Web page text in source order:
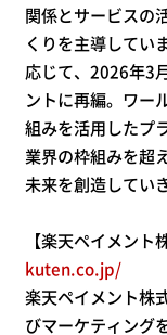
関係とサービスの
くりを主導してい
応じて、2026年3
ントに再編。ワー
組みを活用したプ
業界の枠組みを超
未来を創造してい
【楽天ペイメント
kuten.co.jp/
楽天ペイメント株
びマーケティング